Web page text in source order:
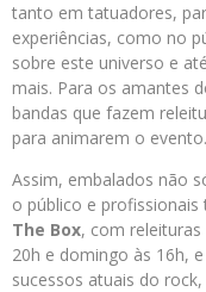
tanto em tatuadores,
experiências, como no
sobre este universo e
mais. Para os amantes
bandas que fazem
para animarem o evento.
Assim, embalados não
o público e
The Box, com
20h e domingo às 16h,
sucessos atuais do